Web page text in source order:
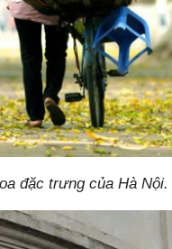
đặc trưng của Hà